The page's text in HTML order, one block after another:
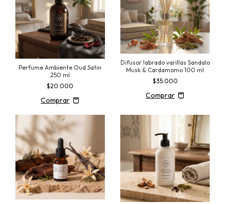
Perfume Ambiente Oud Satin
250 ml
$20.000
Difusor labrado varillas Sandalo
Musk & Cardamomo 100 ml
$35.000